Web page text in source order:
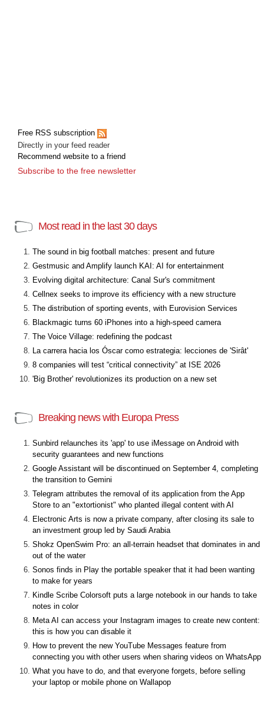
Free RSS subscription
Directly in your feed reader
Recommend website to a friend
Subscribe to the free newsletter
Most read in the last 30 days
The sound in big football matches: present and future
Gestmusic and Amplify launch KAI: AI for entertainment
Evolving digital architecture: Canal Sur's commitment
Cellnex seeks to improve its efficiency with a new structure
The distribution of sporting events, with Eurovision Services
Blackmagic turns 60 iPhones into a high-speed camera
The Voice Village: redefining the podcast
La carrera hacia los Óscar como estrategia: lecciones de 'Sirât'
8 companies will test “critical connectivity” at ISE 2026
'Big Brother' revolutionizes its production on a new set
Breaking news with Europa Press
Sunbird relaunches its 'app' to use iMessage on Android with
security guarantees and new functions
Google Assistant will be discontinued on September 4, completing
the transition to Gemini
Telegram attributes the removal of its application from the App
Store to an "extortionist" who planted illegal content with AI
Electronic Arts is now a private company, after closing its sale to
an investment group led by Saudi Arabia
Shokz OpenSwim Pro: an all-terrain headset that dominates in and
out of the water
Sonos finds in Play the portable speaker that it had been wanting
to make for years
Kindle Scribe Colorsoft puts a large notebook in our hands to take
notes in color
Meta AI can access your Instagram images to create new content:
this is how you can disable it
How to prevent the new YouTube Messages feature from
connecting you with other users when sharing videos on WhatsApp
What you have to do, and that everyone forgets, before selling
your laptop or mobile phone on Wallapop